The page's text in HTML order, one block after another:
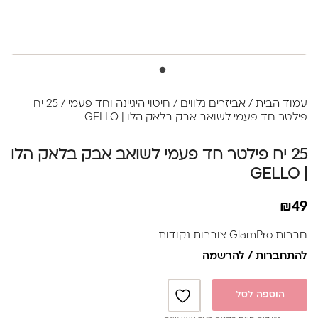
עמוד הבית / אביזרים נלווים / חיטוי היגיינה וחד פעמי
/ 25 יח
פילטר חד פעמי לשואב אבק בלאק הלו | GELLO
25 יח פילטר חד פעמי לשואב אבק בלאק הלו
₪49
חברות GlamPro צוברות נקודות
להתחברות / להרשמה
הוספה לסל